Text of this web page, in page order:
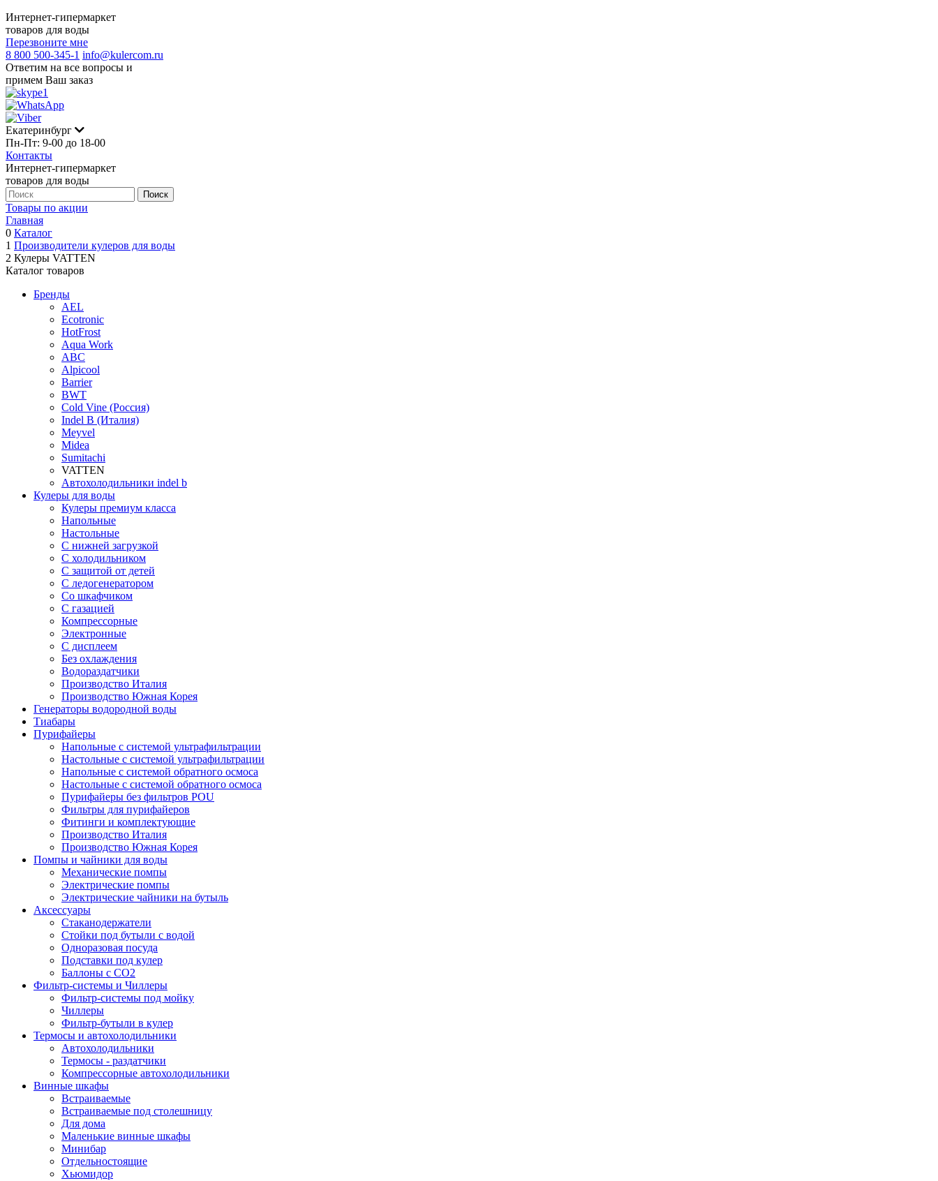
Интернет-гипермаркет
товаров для воды
Перезвоните мне
8 800 500-345-1 info@kulercom.ru
Ответим на все вопросы и
примем Ваш заказ
Екатеринбург
Пн-Пт: 9-00 до 18-00
Контакты
Интернет-гипермаркет
товаров для воды
Товары по акции
Главная
0 Каталог
1 Производители кулеров для воды
2 Кулеры VATTEN
Каталог товаров
Бренды
AEL
Ecotronic
HotFrost
Aqua Work
ABC
Alpicool
Barrier
BWT
Cold Vine (Россия)
Indel B (Италия)
Meyvel
Midea
Sumitachi
VATTEN
Автохолодильники indel b
Кулеры для воды
Кулеры премиум класса
Напольные
Настольные
С нижней загрузкой
С холодильником
С защитой от детей
С ледогенератором
Со шкафчиком
С газацией
Компрессорные
Электронные
С дисплеем
Без охлаждения
Водораздатчики
Производство Италия
Производство Южная Корея
Генераторы водородной воды
Тиабары
Пурифайеры
Напольные с системой ультрафильтрации
Настольные с системой ультрафильтрации
Напольные с системой обратного осмоса
Настольные с системой обратного осмоса
Пурифайеры без фильтров POU
Фильтры для пурифайеров
Фитинги и комплектующие
Производство Италия
Производство Южная Корея
Помпы и чайники для воды
Механические помпы
Электрические помпы
Электрические чайники на бутыль
Аксессуары
Стаканодержатели
Стойки под бутыли с водой
Одноразовая посуда
Подставки под кулер
Баллоны с СО2
Фильтр-системы и Чиллеры
Фильтр-системы под мойку
Чиллеры
Фильтр-бутыли в кулер
Термосы и автохолодильники
Автохолодильники
Термосы - раздатчики
Компрессорные автохолодильники
Винные шкафы
Встраиваемые
Встраиваемые под столешницу
Для дома
Маленькие винные шкафы
Минибар
Отдельностоящие
Хьюмидор